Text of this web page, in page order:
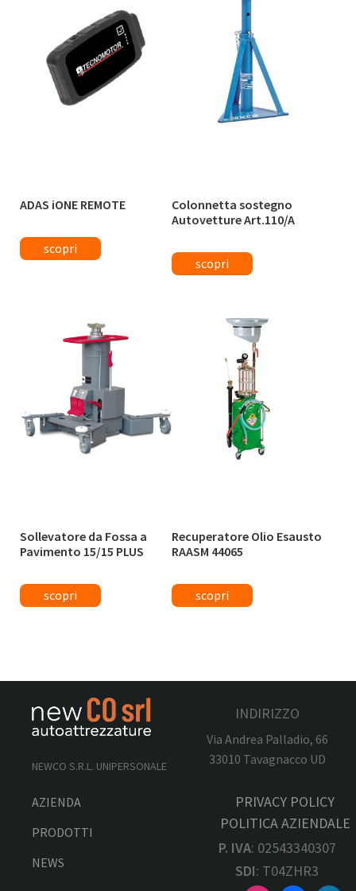
ADAS iONE REMOTE
Colonnetta sostegno
Autovetture Art.110/A
Sollevatore da Fossa a
Pavimento 15/15 PLUS
Recuperatore Olio Esausto
RAASM 44065
NEWCO S.R.L. UNIPERSONALE
INDIRIZZO
Via Andrea Palladio, 66
33010 Tavagnacco UD
AZIENDA
PRODOTTI
NEWS
PRIVACY POLICY
POLITICA AZIENDALE
P. IVA: 02543340307
SDI: T04ZHR3